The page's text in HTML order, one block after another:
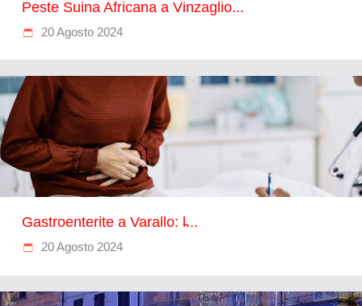
Peste Suina Africana a Vinzaglio...
20 Agosto 2024
Gastroenterite a Varallo: l̵...
20 Agosto 2024